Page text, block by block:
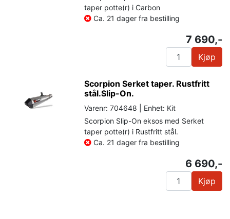
taper potte(r) i Carbon
Ca. 21 dager fra bestilling
7 690,-
Kjøp
Scorpion Serket taper. Rustfritt
stål.Slip-On.
Varenr: 704648 | Enhet: Kit
Scorpion Slip-On eksos med Serket
taper potte(r) i Rustfritt stål.
Ca. 21 dager fra bestilling
6 690,-
Kjøp